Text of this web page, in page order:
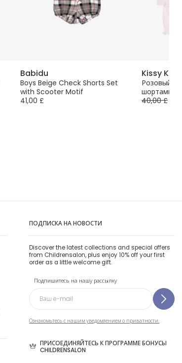
Babidu
Boys Beige Check Shorts Set
with Scooter Motif
41,00 £
Kissy
Розовый
шортами
40,00 £
ПОДПИСКА НА НОВОСТИ
Discover the latest collections and special offers
from Childrensalon, plus enjoy 10% off your first
order as a little welcome gift.
Подпишитесь на нашу рассылку
Ознакомьтесь с нашим уведомлением о приватности.
ПРИСОЕДИНЯЙТЕСЬ К ПРОГРАММЕ БОНУСЫ
CHILDRENSALON